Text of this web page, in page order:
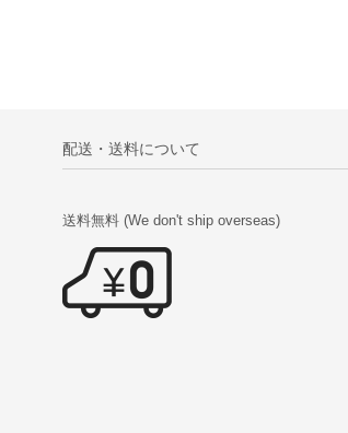
配送・送料について
送料無料 (We don't ship overseas)